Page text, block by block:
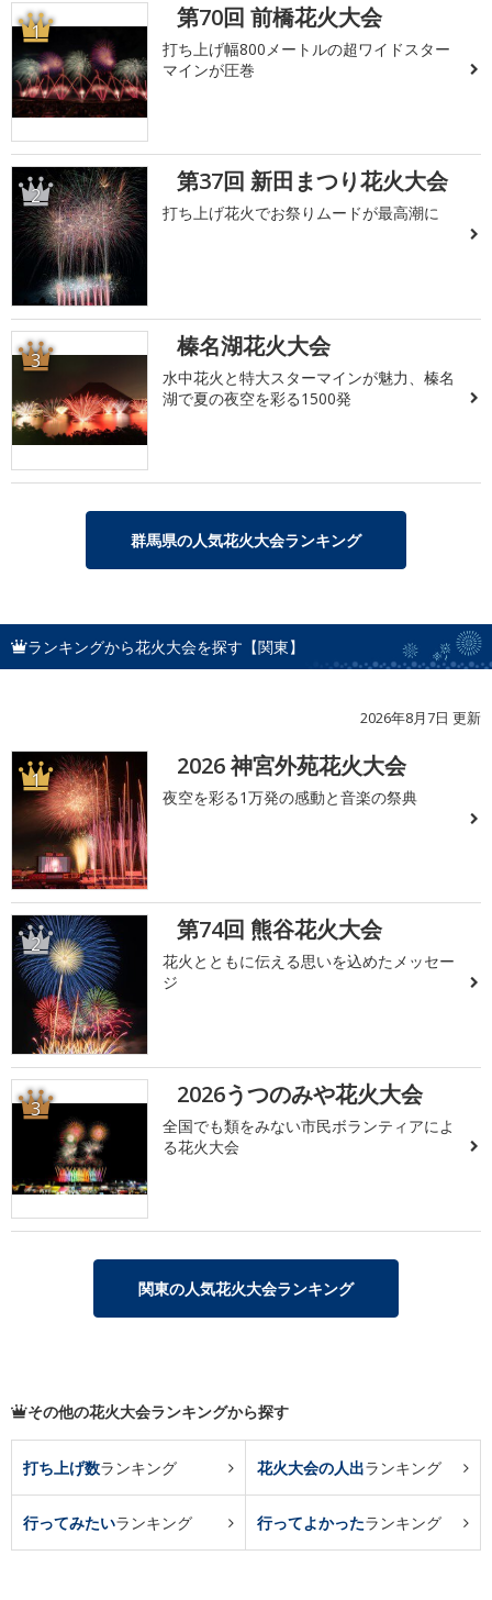
1 第70回 前橋花火大会
打ち上げ幅800メートルの超ワイドスター
マインが圧巻
2 第37回 新田まつり花火大会
打ち上げ花火でお祭りムードが最高潮に
3 榛名湖花火大会
水中花火と特大スターマインが魅力、榛名
湖で夏の夜空を彩る1500発
群馬県の人気花火大会ランキング
ランキングから花火大会を探す【関東】
2026年8月7日 更新
1 2026 神宮外苑花火大会
夜空を彩る1万発の感動と音楽の祭典
2 第74回 熊谷花火大会
花火とともに伝える思いを込めたメッセー
ジ
3 2026うつのみや花火大会
全国でも類をみない市民ボランティアによ
る花火大会
関東の人気花火大会ランキング
その他の花火大会ランキングから探す
打ち上げ数ランキング 花火大会の人出ランキング
行ってみたいランキング 行ってよかったランキング